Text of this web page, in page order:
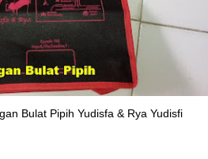
Bulat Pipih Yudisfa & Rya Yudisfi